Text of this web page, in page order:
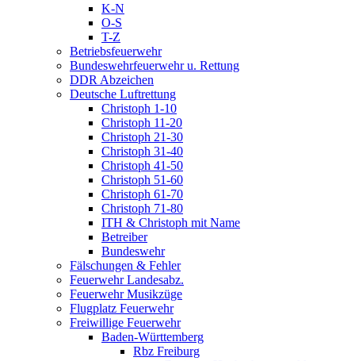
K-N
O-S
T-Z
Betriebsfeuerwehr
Bundeswehrfeuerwehr u. Rettung
DDR Abzeichen
Deutsche Luftrettung
Christoph 1-10
Christoph 11-20
Christoph 21-30
Christoph 31-40
Christoph 41-50
Christoph 51-60
Christoph 61-70
Christoph 71-80
ITH & Christoph mit Name
Betreiber
Bundeswehr
Fälschungen & Fehler
Feuerwehr Landesabz.
Feuerwehr Musikzüge
Flugplatz Feuerwehr
Freiwillige Feuerwehr
Baden-Württemberg
Rbz Freiburg